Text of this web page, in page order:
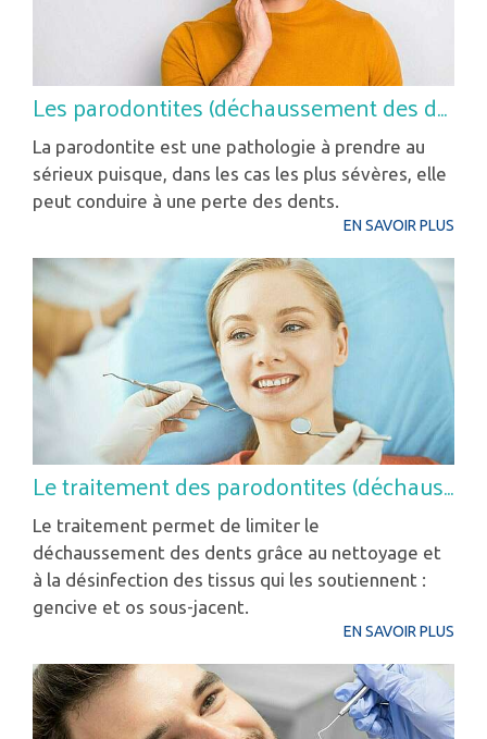
Les parodontites (déchaussement des dents)
La parodontite est une pathologie à prendre au
sérieux puisque, dans les cas les plus sévères, elle
peut conduire à une perte des dents.
EN SAVOIR PLUS
Le traitement des parodontites (déchaussement des dents)
Le traitement permet de limiter le
déchaussement des dents grâce au nettoyage et
à la désinfection des tissus qui les soutiennent :
gencive et os sous-jacent.
EN SAVOIR PLUS